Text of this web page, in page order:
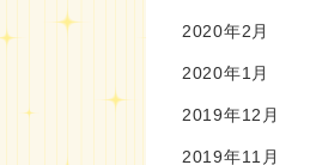
2020年2月
2020年1月
2019年12月
2019年11月